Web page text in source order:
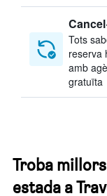
Tots
reserva
amb
gratuïta
Troba
estada a